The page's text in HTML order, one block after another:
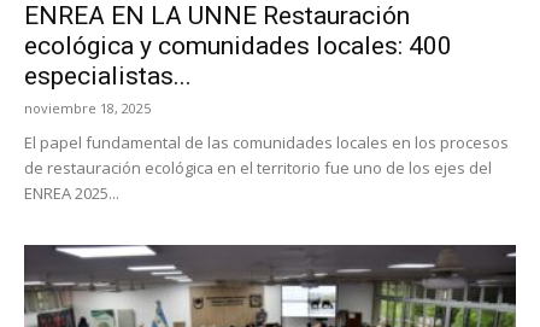
ENREA EN LA UNNE Restauración
ecológica y comunidades locales: 400
especialistas...
noviembre 18, 2025
El papel fundamental de las comunidades locales en los procesos
de restauración ecológica en el territorio fue uno de los ejes del
ENREA 2025...